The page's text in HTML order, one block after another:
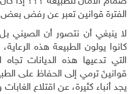
الفترة قوانين تعبر عن رفض بعض
لا ينبغي أن نتصور أن الصيني
كانوا يولون الطبيعة هذه
التي تدعيها هذه الديانات
قوانينَ ترمي إلى الحفاظ على
يجد أنباء كثيرة، عن اقتلاع